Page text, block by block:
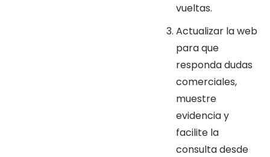
vueltas.
Actualizar la web
para que
responda dudas
comerciales,
muestre
evidencia y
facilite la
consulta desde